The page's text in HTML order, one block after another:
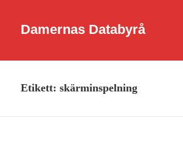
Damernas Databyrå
Etikett:skärminspelning